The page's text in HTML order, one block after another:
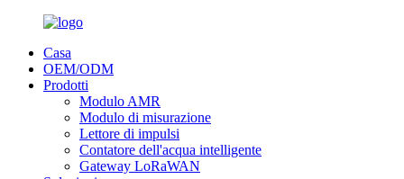
Casa
OEM/ODM
Prodotti
Modulo AMR
Modulo di misurazione
Lettore di impulsi
Contatore dell'acqua intelligente
Gateway LoRaWAN